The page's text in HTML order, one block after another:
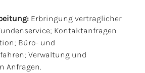
Erbringung vertraglicher
Kontaktanfragen
Büro- und
Verwaltung und
Anfragen.